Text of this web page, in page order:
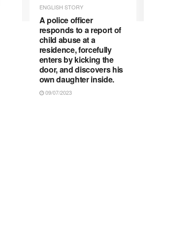
ENGLISH STORY
A police officer
responds to a report of
child abuse at a
residence, forcefully
enters by kicking the
door, and discovers his
own daughter inside.
09/07/2023